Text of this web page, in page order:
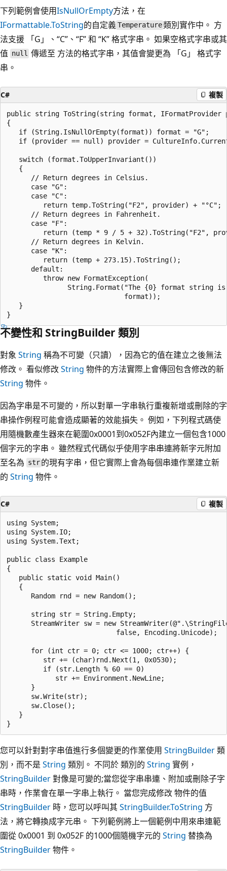
下列範例會使用IsNullOrEmpty方法，在
IFormattable.ToString的自定義Temperature類別實作中。 方
法支援 「G」、“C”、“F” 和 “K” 格式字串。 如果空格式字串或其
值 null 傳遞至 方法的格式字串，其值會變更為 「G」 格式字
串。
C# 複製
public string ToString(string format,
{
   if (String.IsNullOrEmpty(format)) format = "G";
if (provider == null) provider =
   switch (format.ToUpperInvariant())
   {
      // Return degrees in Celsius.
      case "G":
      case "C":
         return temp.ToString("F2", provider) + "°C";
      // Return degrees in Fahrenheit.
      case "F":
return (temp * 9 / 5 + 32).ToString("F2",
      // Return degrees in Kelvin.
      case "K":
         return (temp + 273.15).ToString();
      default:
         throw new FormatException(
String.Format("The {0} format string
                             format));
   }
不變性和 StringBuilder 類別
對象 String 稱為不可變（只讀），因為它的值在建立之後無法
修改。 看似修改String 物件的方法實際上會傳回包含修改的新
String 物件。
因為字串是不可變的，所以對單一字串執行重複新增或刪除的字
串操作例程可能會造成顯著的效能損失。 例如，下列程式碼使
用隨機數產生器來在範圍0x0001到0x052F內建立一個包含1000
個字元的字串。 雖然程式代碼似乎使用字串串連將新字元附加
至名為 str 的現有字串，但它實際上會為每個串連作業建立新
的 String 物件。
C# 複製
using System;
using System.IO;
using System.Text;
public class Example
{
   public static void Main()
   {
      Random rnd = new Random();
      string str = String.Empty;
StreamWriter sw = new
                           false, Encoding.Unicode);
      for (int ctr = 0; ctr <= 1000; ctr++) {
         str += (char)rnd.Next(1, 0x0530);
         if (str.Length % 60 == 0)
            str += Environment.NewLine;
      }
      sw.Write(str);
      sw.Close();
   }
您可以針對對字串值進行多個變更的作業使用 StringBuilder類
別，而不是 String 類別。 不同於 類別的 String 實例，
StringBuilder對像是可變的;當您從字串串連、附加或刪除子字
串時，作業會在單一字串上執行。 當您完成修改 物件的值
StringBuilder 時，您可以呼叫其StringBuilder.ToString 方
法，將它轉換成字元串。 下列範例將上一個範例中用來串連範
圍從 0x0001 到 0x052F 的1000個隨機字元的 String 替換為
StringBuilder物件。